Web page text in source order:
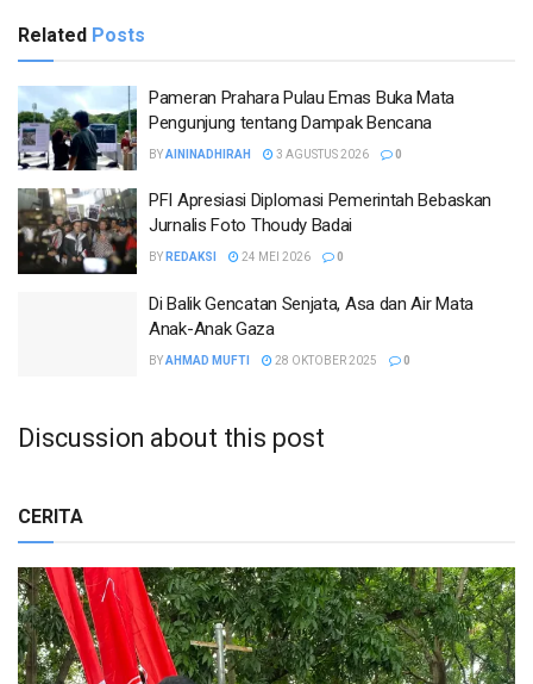
Related Posts
Pameran Prahara Pulau Emas Buka Mata
Pengunjung tentang Dampak Bencana
BYAININADHIRAH 3 AGUSTUS 2026 0
PFI Apresiasi Diplomasi Pemerintah Bebaskan
Jurnalis Foto Thoudy Badai
BY REDAKSI 24 MEI 2026 0
Di Balik Gencatan Senjata, Asa dan Air Mata
Anak-Anak Gaza
BYAHMAD MUFTI 28 OKTOBER 2025 0
Discussion about this post
CERITA